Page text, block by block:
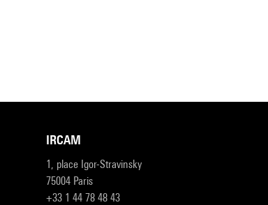
IRCAM
1, place Igor-Stravinsky
75004 Paris
+33 1 44 78 48 43